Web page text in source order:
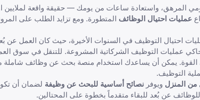
المرهق، واستعادة ساعات من يومك — حقيقة واقعة
عمليات احتيال الوظائف المتطورة. ومع تزايد الطلب على
احتيال التوظيف في السنوات الأخيرة، حيث كان العمل عن
عمليات التوظيف الشركاتية المشروعة. للتنقل في سوق
القوة. يمكن أن يساعدك استخدام منصة بحث عن وظائف شاملة
التوظيف.
من المنزل ويوفر نصائح أساسية للبحث عن وظيفة لضمان أن
عن بُعد للبقاء متقدماً بخطوة على المحتالين.